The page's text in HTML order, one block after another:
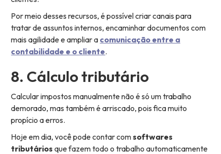
Por meio desses recursos, é possível criar canais para
tratar de assuntos internos, encaminhar documentos com
mais agilidade e ampliar a comunicação entre a
contabilidade e o cliente.
8. Cálculo tributário
Calcular impostos manualmente não é só um trabalho
demorado, mas também é arriscado, pois fica muito
propício a erros.
Hoje em dia, você pode contar comsoftwares
tributários que fazem todo o trabalho automaticamente